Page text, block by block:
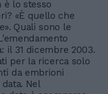
è lo stesso
«È quello che
Quali sono le
il 31 dicembre 2003.
per la ricerca solo
da embrioni
Nel